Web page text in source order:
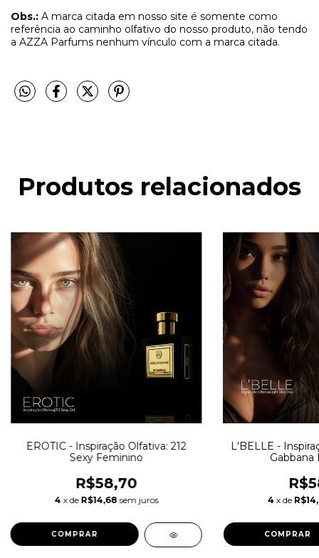
Obs.: A marca citada em nosso site é somente como
referência ao caminho olfativo do nosso produto, não tendo
a AZZA Parfums nenhum vínculo com a marca citada.
Produtos relacionados
EROTIC - Inspiração Olfativa: 212
Sexy Feminino
R$58,70
4 x de R$14,68 sem juros
COMPRAR
L'BELLE -
4 x de
COMPRAR